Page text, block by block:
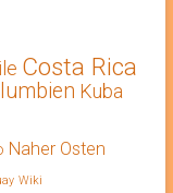
Costa Rica
Kuba
Naher Osten
Wiki